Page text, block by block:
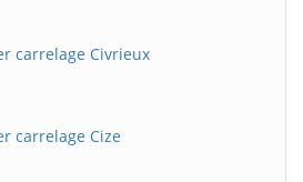
carrelage Civrieux
carrelage Cize